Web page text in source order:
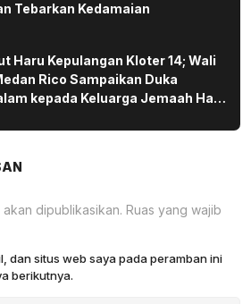
Tebarkan Kedamaian
Haru Kepulangan Kloter 14; Wali
Rico Sampaikan Duka
kepada Keluarga Jemaah Haji
dipublikasikan. Ruas yang wajib
dan situs web saya pada peramban ini
berikutnya.